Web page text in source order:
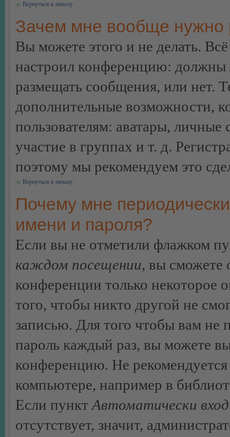
Вернуться к началу
Зачем мне вообще нужно
Вы можете этого и не делать.
настроил конференцию: должны
размещать сообщения, или нет.
дополнительные возможности,
пользователям: аватары,
участие в группах и т. д.
поэтому мы рекомендуем это
Вернуться к началу
Почему мне
имени и пароля?
Если вы не отметили флажком
каждом посещении, вы сможете
конференции только некоторое
того, чтобы никто другой не
записью. Для того чтобы вам не
пароль каждый раз, вы можете
конференцию. Не
компьютере, например в
Если пункт Автоматически
отсутствует, значит,